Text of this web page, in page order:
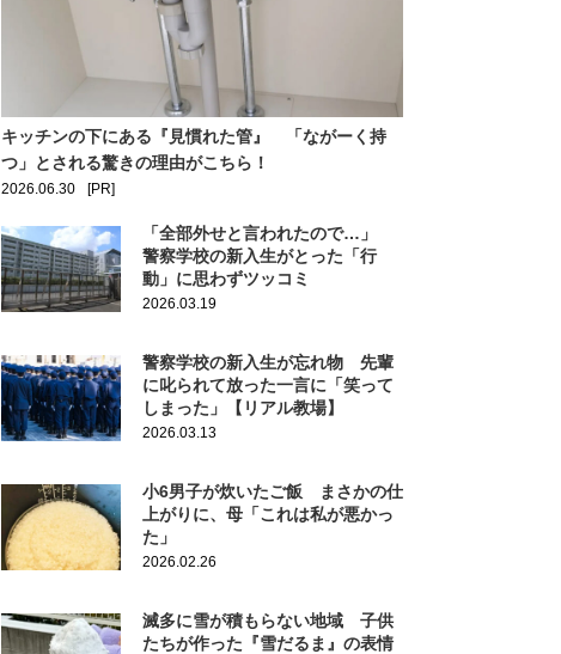
キッチンの下にある『見慣れた管』 「ながーく持
つ」とされる驚きの理由がこちら！
2026.06.30 [PR]
「全部外せと言われたので…」
警察学校の新入生がとった「行
動」に思わずツッコミ
2026.03.19
警察学校の新入生が忘れ物 先輩
に叱られて放った一言に「笑って
しまった」【リアル教場】
2026.03.13
小6男子が炊いたご飯 まさかの仕
上がりに、母「これは私が悪かっ
た」
2026.02.26
滅多に雪が積もらない地域 子供
たちが作った『雪だるま』の表情